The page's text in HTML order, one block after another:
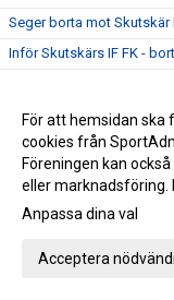
Seger borta mot Skutskär
Inför Skutskärs IF FK -
Hemmamatch - Vaksala
Grattis till avancemanget
Bortamatch Avesta slut -
Match F19 onsdag - OBS
Bortamatch - Gefle IF
För att hemsidan ska
cookies från
Föreningen kan
eller marknadsföring.
Anpassa dina val
Acceptera